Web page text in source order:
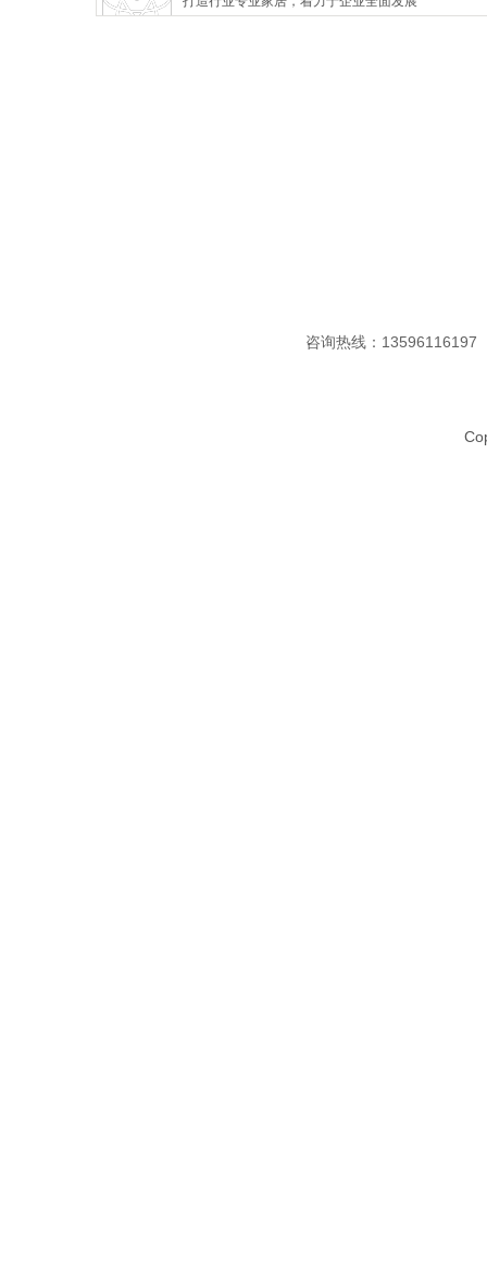
咨询热线：13596116197